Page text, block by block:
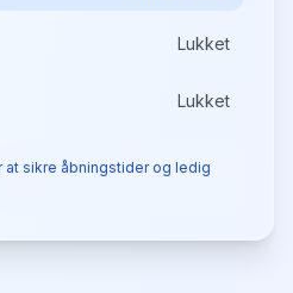
Lukket
Lukket
at sikre åbningstider og ledig